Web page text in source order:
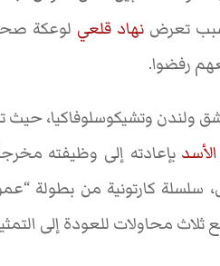
تعرض نهاد قلعي لوعكة
رفضوا.
ولندن وتشيكوسلوفاكيا، حيث
بإعادته إلى وظيفته
سلسلة كارتونية من بطولة
ثلاث محاولات للعودة إلى